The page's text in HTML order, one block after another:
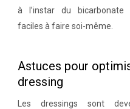
à l’instar du bicarbonate
faciles à faire soi-même.
Astuces pour
dressing
Les dressings sont